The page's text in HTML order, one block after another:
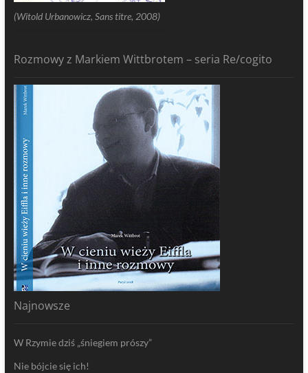
(Witold Urbanowicz, Sans titre, 2008)
Rozmowy z Markiem Wittbrotem – seria Re/cogito
Najnowsze
W Rzymie dziś „śniegiem prószy”
Nie bójcie się ich!